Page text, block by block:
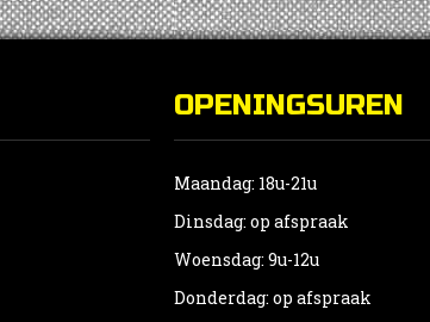
OPENINGSUREN
Maandag: 18u-21u
Dinsdag: op afspraak
Woensdag: 9u-12u
Donderdag: op afspraak